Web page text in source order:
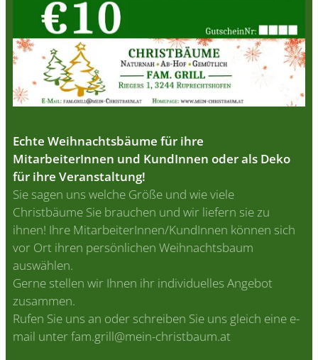
Echte Weihnachtsbäume für ihre
MitarbeiterInnen und KundInnen oder als Deko
für ihre Veranstaltung!
Sie sagen uns welche Größe und wie viele
Christbäume Sie brauchen und wir liefern sie zu
ihnen! Ihre MitarbeiterInnen/KundInnen können sich
vor Ort ihren persönlichen Weihnachtsbaum
auswählen.
Gerne stellen wir Ihnen ihr individuelles Angebot
zusammen.
Rufen Sie uns an oder schreiben Sie uns gleich eine e-
mail unter fam.grill@mein-christbaum.at